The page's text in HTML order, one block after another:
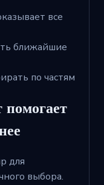
все
ближайшие
по частям
для
выбора.